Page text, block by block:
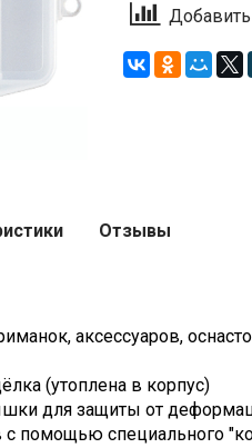
аксессуаров,
(утоплена в корпус)
для защиты от
с помощью специального
Отзывы